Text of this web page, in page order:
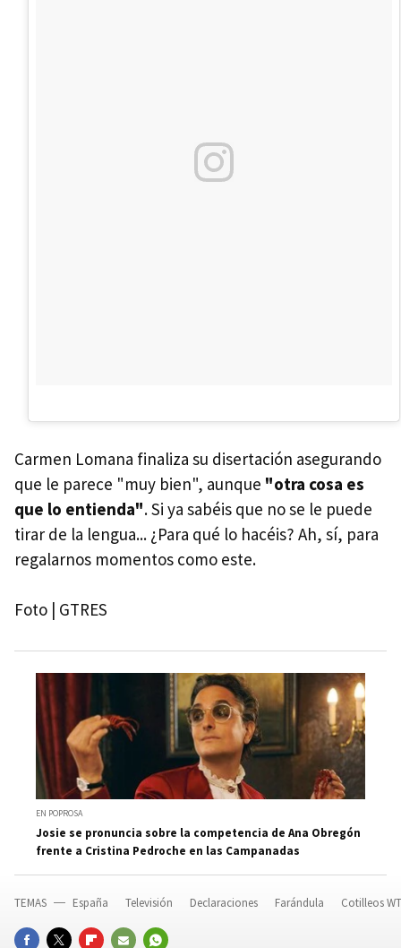
Carmen Lomana finaliza su disertación asegurando
que le parece "muy bien", aunque "otra cosa es
que lo entienda". Si ya sabéis que no se le puede
tirar de la lengua... ¿Para qué lo hacéis? Ah, sí, para
regalarnos momentos como este.
Foto | GTRES
EN POPROSA
Josie se pronuncia sobre la competencia de Ana Obregón
frente a Cristina Pedroche en las Campanadas
TEMAS España Televisión Declaraciones Farándula Cotilleos